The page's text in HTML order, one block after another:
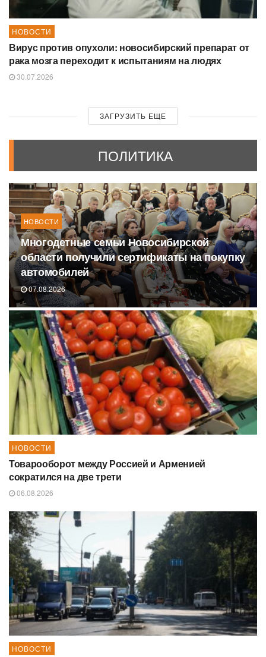
НОВОСТИ
Вирус против опухоли: новосибирский препарат от
рака мозга переходит к испытаниям на людях
30.07.2026
ЗАГРУЗИТЬ ЕЩЕ
ПОЛИТИКА
НОВОСТИ
Многодетные семьи Новосибирской
области получили сертификаты на покупку
автомобилей
07.08.2026
НОВОСТИ
Товарооборот между Россией и Арменией
сократился на две трети
06.08.2026
НОВОСТИ